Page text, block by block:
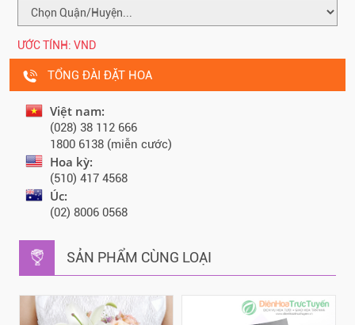
ƯỚC TÍNH: VND
TỔNG ĐÀI ĐẶT HOA
Việt nam:
(028) 38 112 666
1800 6138 (miễn cước)
Hoa kỳ:
(510) 417 4568
Úc:
(02) 8006 0568
SẢN PHẨM CÙNG LOẠI